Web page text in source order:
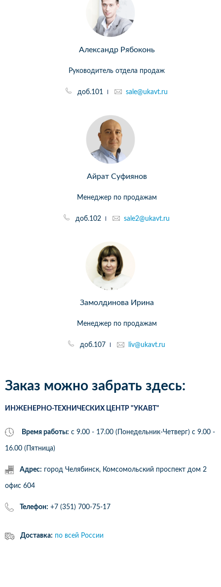
Александр Рябоконь
Руководитель отдела продаж
доб.101 sale@ukavt.ru
Айрат Суфиянов
Менеджер по продажам
доб.102 sale2@ukavt.ru
Замолдинова Ирина
Менеджер по продажам
доб.107 liv@ukavt.ru
Заказ можно забрать здесь:
ИНЖЕНЕРНО-ТЕХНИЧЕСКИХ ЦЕНТР "УКАВТ"
Время работы: с 9.00 - 17.00 (Понедельник-Четверг) c 9.00 -
16.00 (Пятница)
Адрес: город Челябинск, Комсомольский проспект дом 2
офис 604
Телефон: +7 (351) 700-75-17
Доставка: по всей России